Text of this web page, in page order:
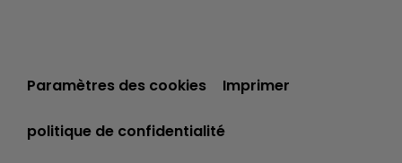
Paramètres des cookies Imprimer
politique de confidentialité